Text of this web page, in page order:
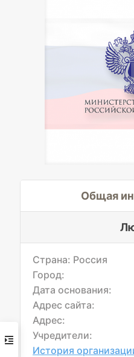
Общая
Страна: Россия
Город:
Дата основания:
Адрес сайта:
Адрес:
Учредители:
История